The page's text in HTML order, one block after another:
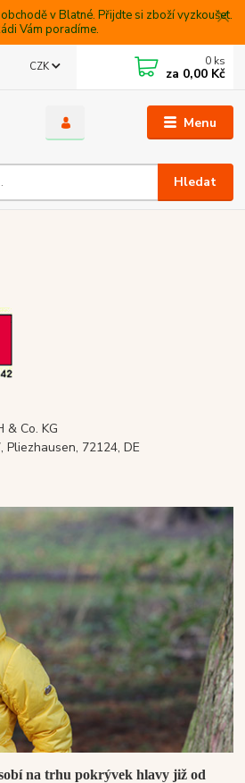
v Blatné. Přijdte si zboží vyzkoušet.
Vám poradíme.
Menu
CZK
Hledat
0 ks
za 0,00 Kč
& Co. KG
72124, DE
na trhu pokrývek hlavy již od